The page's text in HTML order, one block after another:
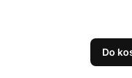
Do